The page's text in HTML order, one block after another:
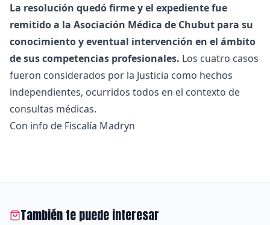
La resolución quedó firme y el expediente fue
remitido a la Asociación Médica de Chubut para su
conocimiento y eventual intervención en el ámbito
de sus competencias profesionales. Los cuatro casos
fueron considerados por la Justicia como hechos
independientes, ocurridos todos en el contexto de
consultas médicas.
Con info de Fiscalía Madryn
También te puede interesar